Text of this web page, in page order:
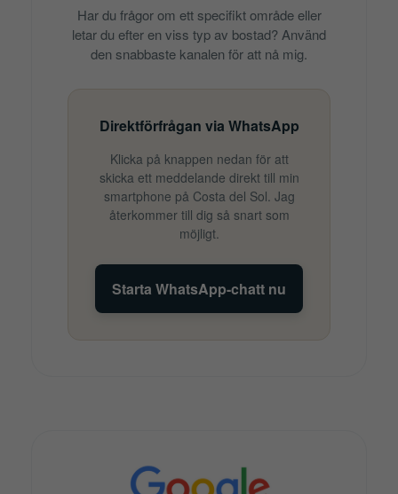
Har du frågor om ett specifikt område eller
letar du efter en viss typ av bostad? Använd
den snabbaste kanalen för att nå mig.
Direktförfrågan via WhatsApp
Klicka på knappen nedan för att
skicka ett meddelande direkt till min
smartphone på Costa del Sol. Jag
återkommer till dig så snart som
möjligt.
Starta WhatsApp-chatt nu